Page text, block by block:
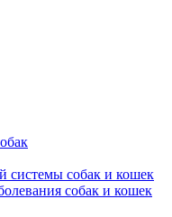
системы собак и кошек
собак и кошек